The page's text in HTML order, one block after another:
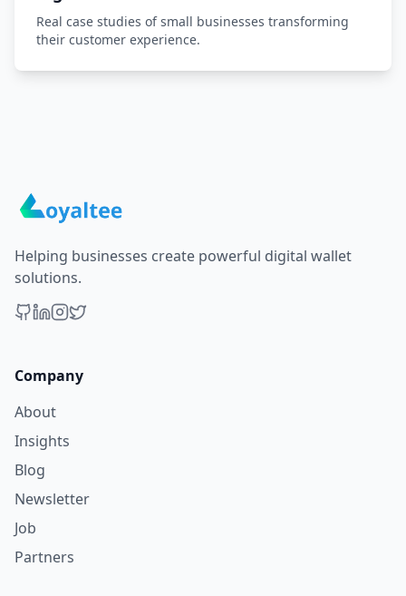
Real case studies of small businesses transforming
their customer experience.
Helping businesses create powerful digital wallet
solutions.
Company
About
Insights
Blog
Newsletter
Job
Partners